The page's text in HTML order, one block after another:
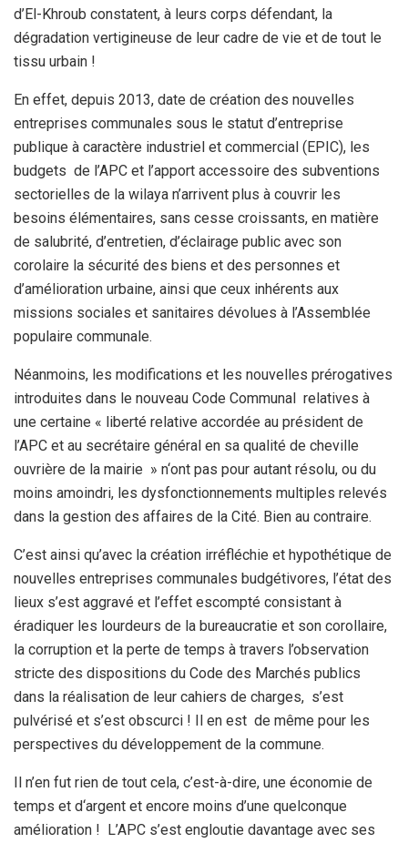
d’El-Khroub constatent, à leurs corps défendant, la
dégradation vertigineuse de leur cadre de vie et de tout le
tissu urbain !
En effet, depuis 2013, date de création des nouvelles
entreprises communales sous le statut d’entreprise
publique à caractère industriel et commercial (EPIC), les
budgets de l’APC et l’apport accessoire des subventions
sectorielles de la wilaya n’arrivent plus à couvrir les
besoins élémentaires, sans cesse croissants, en matière
de salubrité, d’entretien, d’éclairage public avec son
corolaire la sécurité des biens et des personnes et
d’amélioration urbaine, ainsi que ceux inhérents aux
missions sociales et sanitaires dévolues à l’Assemblée
populaire communale.
Néanmoins, les modifications et les nouvelles prérogatives
introduites dans le nouveau Code Communal relatives à
une certaine « liberté relative accordée au président de
l’APC et au secrétaire général en sa qualité de cheville
ouvrière de la mairie » n‘ont pas pour autant résolu, ou du
moins amoindri, les dysfonctionnements multiples relevés
dans la gestion des affaires de la Cité. Bien au contraire.
C’est ainsi qu’avec la création irréfléchie et hypothétique de
nouvelles entreprises communales budgétivores, l’état des
lieux s’est aggravé et l’effet escompté consistant à
éradiquer les lourdeurs de la bureaucratie et son corollaire,
la corruption et la perte de temps à travers l’observation
stricte des dispositions du Code des Marchés publics
dans la réalisation de leur cahiers de charges, s’est
pulvérisé et s’est obscurci ! Il en est de même pour les
perspectives du développement de la commune.
Il n’en fut rien de tout cela, c’est-à-dire, une économie de
temps et d‘argent et encore moins d’une quelconque
amélioration ! L’APC s’est engloutie davantage avec ses